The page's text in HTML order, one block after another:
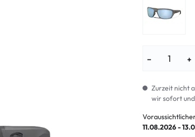
Normale
− +
Zurzeit nicht
wir sofort
11.08.2026 -